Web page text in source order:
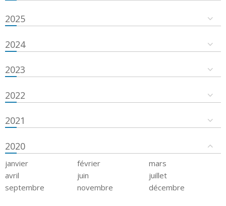
2025
2024
2023
2022
2021
2020
janvier février
mars
avril
juin
juillet
septembre
novembre décembre